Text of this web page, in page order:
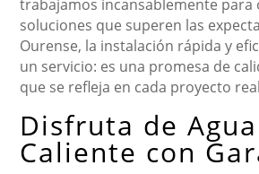
trabajamos incansablemente para
soluciones que superen las
Ourense, la instalación rápida y
un servicio: es una promesa de
que se refleja en cada proyecto
Disfruta de Agua
Caliente con